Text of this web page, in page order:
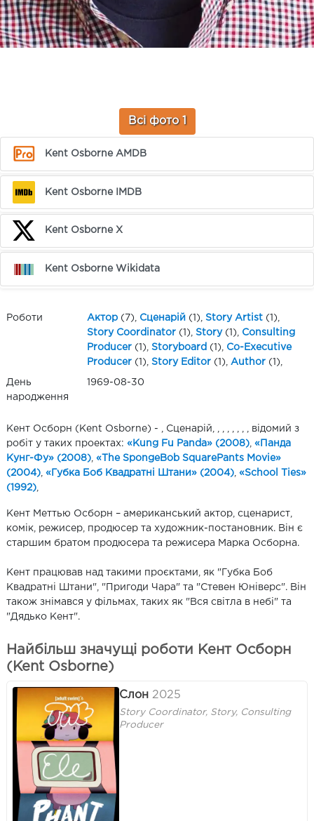
Всі фото 1
Kent Osborne AMDB
Kent Osborne IMDB
Kent Osborne X
Kent Osborne Wikidata
Роботи Актор (7), Сценарій (1), Story Artist (1),
Story Coordinator (1), Story(1), Consulting
Producer (1), Storyboard (1), Co-Executive
Producer (1), Story Editor (1), Author (1),
День
народження
1969-08-30
Кент Осборн (Kent Osborne) - , Сценарій, , , , , , , , відомий з
робіт у таких проектах: «Kung Fu Panda» (2008) «Панда
Кунг-Фу» (2008) «The SpongeBob SquarePants Movie»
(2004) «Губка Боб Квадратнi Штани» (2004) «School Ties»
(1992)
Кент Меттью Осборн – американський актор, сценарист,
комік, режисер, продюсер та художник-постановник. Він є
старшим братом продюсера та режисера Марка Осборна.
Кент працював над такими проєктами, як "Губка Боб
Квадратні Штани", "Пригоди Чара" та "Стевен Юніверс". Він
також знімався у фільмах, таких як "Вся світла в небі" та
"Дядько Кент".
Найбільш значущі роботи Кент Осборн
(Kent Osborne)
Слон 2025
Story Coordinator, Story, Consulting
Producer